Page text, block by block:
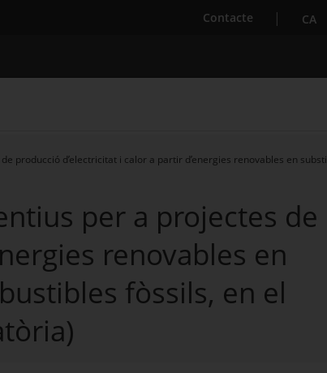
Contacte . Obre enCA
producció d’electricitat i calor a partir d’energies renovables en
per a projectes de
renovables en
fòssils, en el